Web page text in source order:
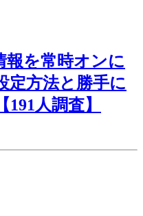
報を常時オンに
定方法と勝手に
人調査】